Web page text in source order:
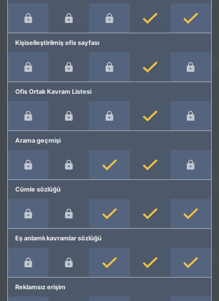
Kişiselleştirilmiş ofis sayfası
Ofis Ortak Kavram Listesi
Arama geçmişi
Cümle sözlüğü
Eş anlamlı kavramlar sözlüğü
Reklamsız erişim